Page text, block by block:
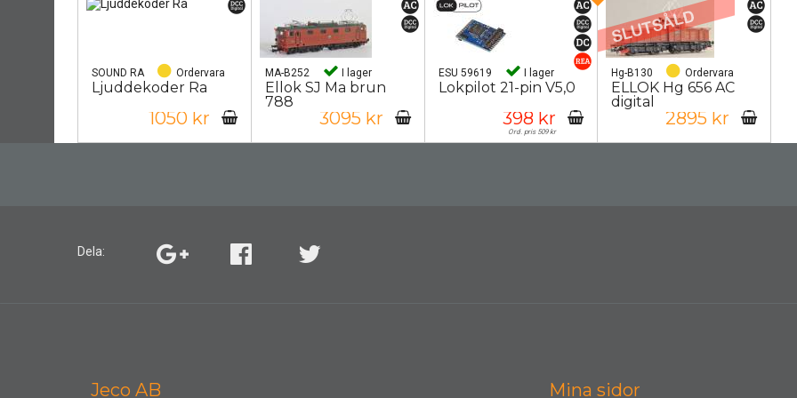
SOUND RA Ordervara
Ljuddekoder Ra
1050 kr
MA-B252 I lager
Ellok SJ Ma brun
788
3095 kr
ESU 59619 I lager
Lokpilot 21-pin V5,0
398 kr
Ord. pris 509 kr
Hg-B130 Ordervara
ELLOK Hg 656 AC
digital
2895 kr
Dela:
Jeco AB Mina sidor